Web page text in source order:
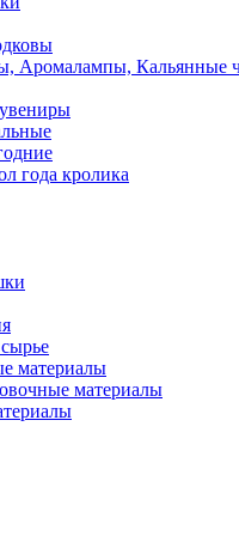
Аромалампы, Кальянные
года кролика
материалы
материалы